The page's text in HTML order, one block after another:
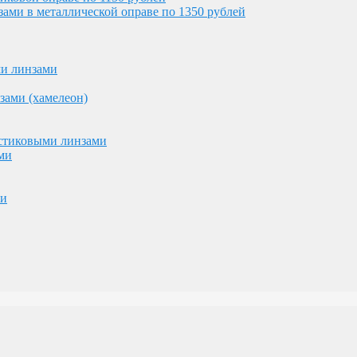
линзами
и 7000 рублей
в металлической оправе по 1350 рублей
линзами
(хамелеон)
линзами